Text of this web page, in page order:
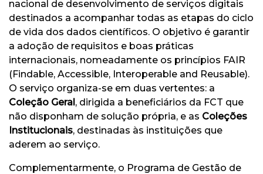
nacional de desenvolvimento de serviços digitais
destinados a acompanhar todas as etapas do ciclo
de vida dos dados científicos. O objetivo é garantir
a adoção de requisitos e boas práticas
internacionais, nomeadamente os princípios FAIR
(Findable, Accessible, Interoperable and Reusable).
O serviço organiza-se em duas vertentes: a
Coleção Geral, dirigida a beneficiários da FCT que
não disponham de solução própria, e as Coleções
Institucionais, destinadas às instituições que
aderem ao serviço.
Complementarmente, o Programa de Gestão de